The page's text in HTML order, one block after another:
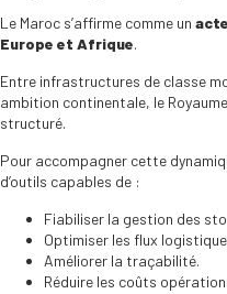
Le Maroc s’affirme comme un
Europe et Afrique.
Entre infrastructures de classe
ambition continentale, le
structuré.
Pour accompagner cette
d’outils capables de :
Fiabiliser la gestion des
Optimiser les flux
Améliorer la traçabilité.
Réduire les coûts